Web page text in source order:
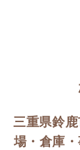
三重県鈴
場・倉庫